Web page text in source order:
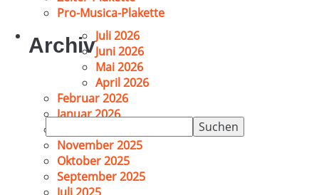
nach:
Pro-Musica-Plakette
ArchivJuli 2026
Juni 2026
Mai 2026
April 2026
Februar 2026
Januar 2026
November 2025
Oktober 2025
September 2025